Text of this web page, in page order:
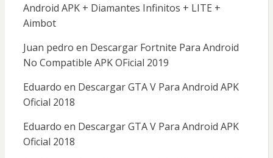
Android APK + Diamantes Infinitos + LITE +
Aimbot
Juan pedro en Descargar Fortnite Para Android
No Compatible APK OFicial 2019
Eduardo en Descargar GTA V Para Android APK
Oficial 2018
Eduardo en Descargar GTA V Para Android APK
Oficial 2018